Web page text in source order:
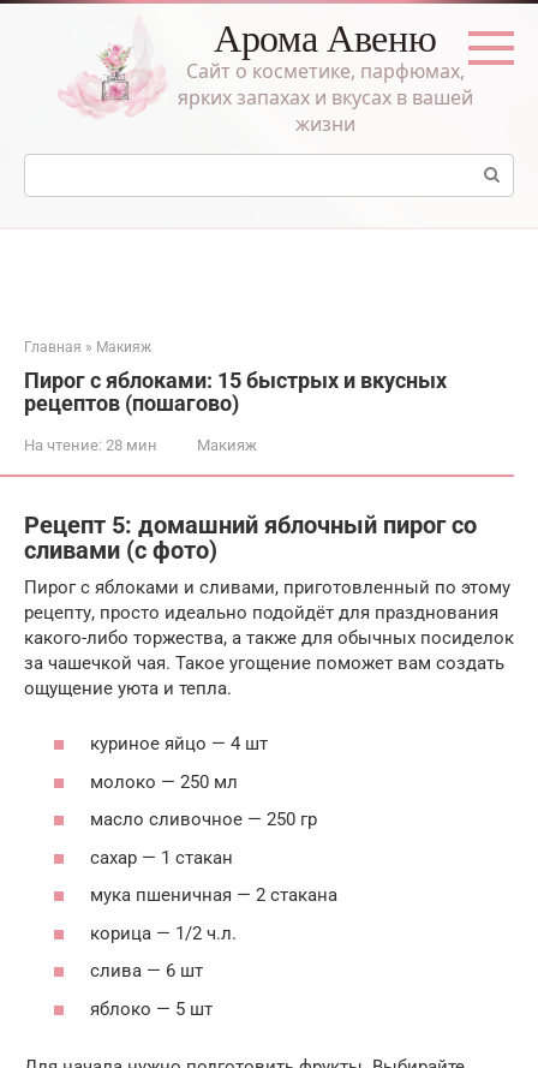
Перейти
Арома Авеню
Сайт о косметике, парфюмах,
ярких запахах и вкусах в вашей
жизни
Поиск:
Главная » Макияж
Пирог с яблоками: 15 быстрых и вкусных
рецептов (пошагово)
На чтение: 28 мин Макияж
Рецепт 5: домашний яблочный пирог со
сливами (с фото)
Пирог с яблоками и сливами, приготовленный по этому
рецепту, просто идеально подойдёт для празднования
какого-либо торжества, а также для обычных посиделок
за чашечкой чая. Такое угощение поможет вам создать
ощущение уюта и тепла.
куриное яйцо — 4 шт
молоко — 250 мл
масло сливочное — 250 гр
сахар — 1 стакан
мука пшеничная — 2 стакана
корица — 1/2 ч.л.
слива — 6 шт
яблоко — 5 шт